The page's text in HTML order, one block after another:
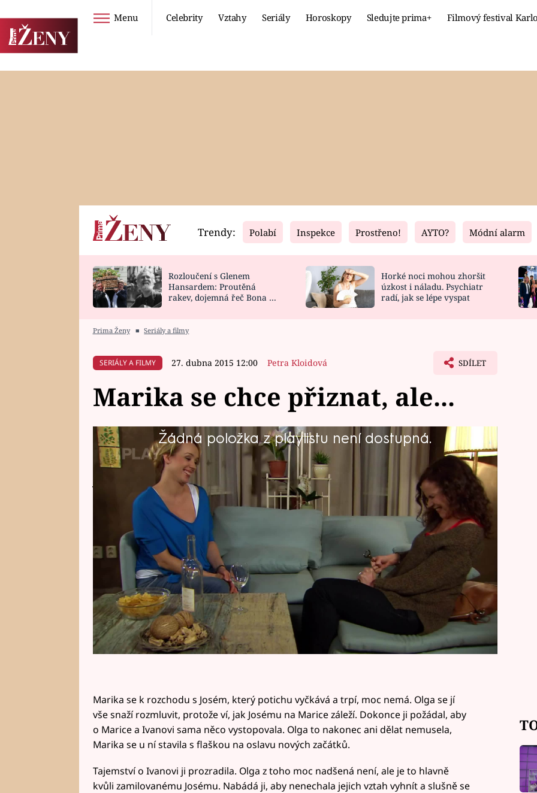
Menu Celebrity Vztahy Seriály Horoskopy Sledujte prima+ Filmový festival
Horoskopy
HOROSKOP NA
Video
CELEBRITY
VAŘENÍ
Fresh
NOVINKY
VIDEORECEPTY
Living
ZAHRADA
DESIGN
Trendy: Polabí Inspekce Prostřeno! AYTO? Módní alarm
Rozloučení s Glenem
Hansardem: Proutěná
rakev, dojemná řeč Bona a
Horké noci mohou zhoršit
úzkost i náladu. Psychiatr
radí, jak se lépe vyspat
Prima Ženy ■ Seriály a filmy
SERIÁLY A FILMY 27. dubna 2015 12:00 Petra Kloidová SDÍLET
Marika se chce přiznat, ale...
Žádná položka z playlistu není dostupná.
Marika se v minulém dílu rozhodla pro svého manžela. Zatímco José
marně čeká na ortel. Sestřička zubaře se mu však vyhýbá, jak jen to
jde. Olga se jí snaží promluvit do duše.
Marika se k rozchodu s Josém, který potichu vyčkává a trpí, moc nemá. Olga se jí
vše snaží rozmluvit, protože ví, jak Josému na Marice záleží. Dokonce ji požádal, aby
o Marice a Ivanovi sama něco vystopovala. Olga to nakonec ani dělat nemusela,
Marika se u ní stavila s flaškou na oslavu nových začátků.
Tajemství o Ivanovi ji prozradila. Olga z toho moc nadšená není, ale je to hlavně
kvůli zamilovanému Josému. Nabádá ji, aby nenechala jejich vztah vyhnít a slušně se